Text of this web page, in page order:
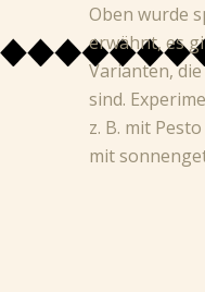
Oben wurde
erwähnt, es
Varianten,
sind.
z. B. mit
mit